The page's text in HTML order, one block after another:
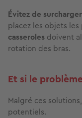
Évitez de
placez les objets les
casseroles doivent
rotation des bras.
Et si le
Malgré ces
potentiels.